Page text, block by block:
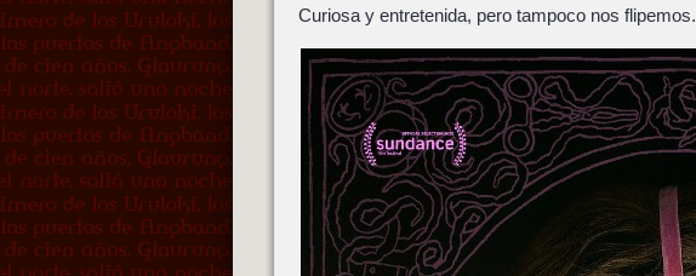
Curiosa y entretenida, pero tampoco nos flipemos.